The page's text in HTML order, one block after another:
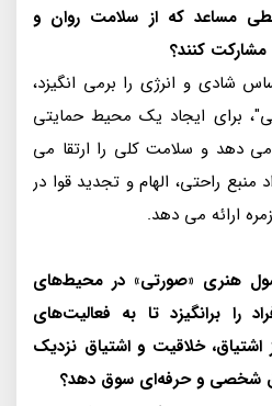
مساعد که از سلامت روان و
کنند؟
شادی و انرژی را برمی انگیزد،
برای ایجاد یک محیط حمایتی
دهد و سلامت کلی را ارتقا می
راحتی، الهام و تجدید قوا در
ارائه می دهد.
هنری «صورتی» در محیط‌های
را برانگیزد تا به فعالیت‌های
اشتیاق، خلاقیت و اشتیاق نزدیک
شخصی و حرفه‌ای سوق دهد؟